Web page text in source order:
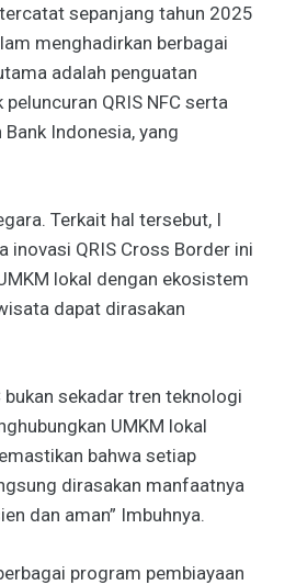
sepanjang tahun 2025
menghadirkan berbagai
adalah penguatan
QRIS NFC serta
Indonesia, yang
Terkait hal tersebut, I
inovasi QRIS Cross Border ini
lokal dengan ekosistem
dapat dirasakan
sekadar tren teknologi
UMKM lokal
bahwa setiap
dirasakan manfaatnya
dan aman” Imbuhnya.
program pembiayaan